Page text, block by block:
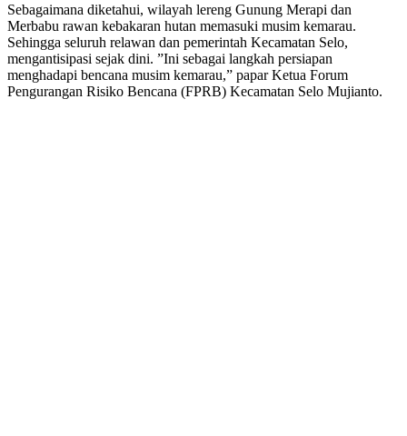
Sebagaimana diketahui, wilayah lereng Gunung Merapi dan
Merbabu rawan kebakaran hutan memasuki musim kemarau.
Sehingga seluruh relawan dan pemerintah Kecamatan Selo,
mengantisipasi sejak dini. ”Ini sebagai langkah persiapan
menghadapi bencana musim kemarau,” papar Ketua Forum
Pengurangan Risiko Bencana (FPRB) Kecamatan Selo Mujianto.